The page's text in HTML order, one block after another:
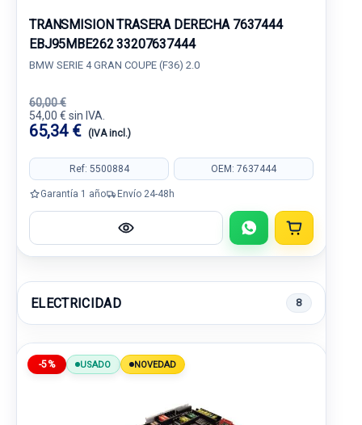
TRANSMISION TRASERA DERECHA 7637444
EBJ95MBE262 33207637444
BMW SERIE 4 GRAN COUPE (F36) 2.0
60,00 €
54,00 € sin IVA.
65,34 € (IVA incl.)
Ref: 5500884 OEM: 7637444
Garantía 1 año Envío 24-48h
ELECTRICIDAD 8
-5% USADO NOVEDAD